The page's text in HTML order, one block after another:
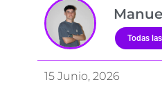
Todas
15 Junio, 2026